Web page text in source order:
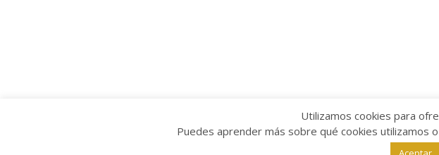
Aviso legal/
Utilizamos cookies para
Puedes aprender más sobre qué cookies utilizamos